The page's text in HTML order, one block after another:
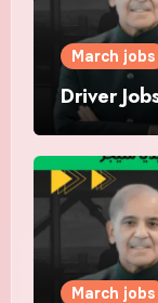
March jobs
Driver
March jobs